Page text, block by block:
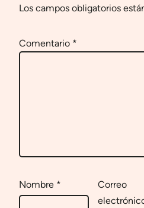
Los campos obligatorios
Comentario *
Nombre *
Correo